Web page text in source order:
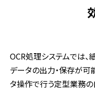
OCR処理システムでは、
データの出力・保存が可
タ操作で行う定型業務の